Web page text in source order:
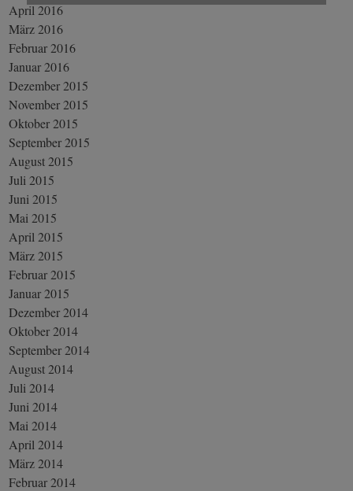
April 2016
März 2016
Februar 2016
Januar 2016
Dezember 2015
November 2015
Oktober 2015
September 2015
August 2015
Juli 2015
Juni 2015
Mai 2015
April 2015
März 2015
Februar 2015
Januar 2015
Dezember 2014
Oktober 2014
September 2014
August 2014
Juli 2014
Juni 2014
Mai 2014
April 2014
März 2014
Februar 2014